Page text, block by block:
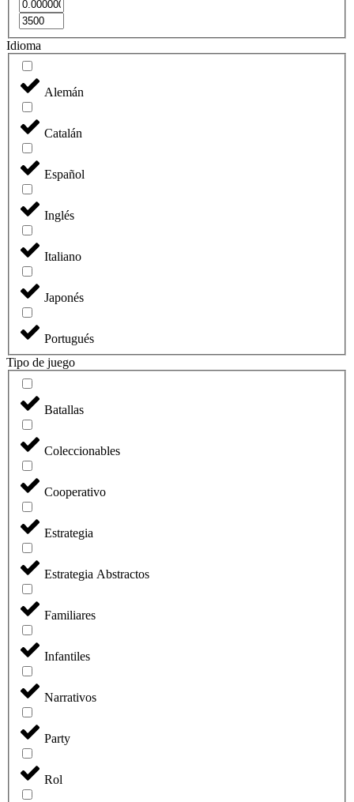
Idioma
Alemán
Catalán
Español
Inglés
Italiano
Japonés
Portugués
Tipo de juego
Batallas
Coleccionables
Cooperativo
Estrategia
Estrategia Abstractos
Familiares
Infantiles
Narrativos
Party
Rol